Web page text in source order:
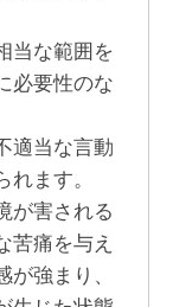
当な範囲を
必要性のな
適当な言動
ます。
が害される
苦痛を与え
強まり、